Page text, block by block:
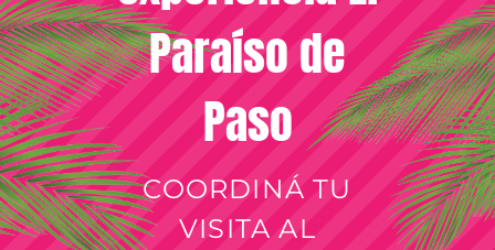
Paraíso de
Paso
COORDINÁ TU
VISITA AL